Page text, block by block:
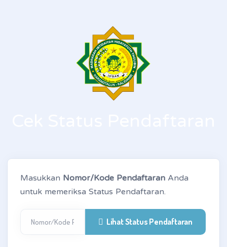
Masukkan Nomor/Kode Pendaftaran Anda
untuk memeriksa Status Pendaftaran.
Lihat Status Pendaftaran